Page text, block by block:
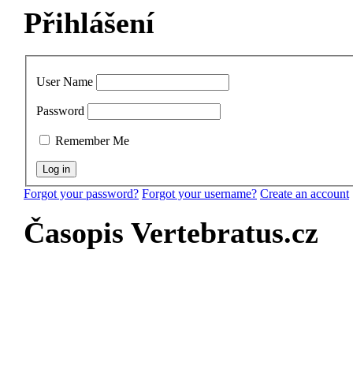
Přihlášení
User Name
Password
Remember Me
Forgot your password? Forgot your username? Create an account
Časopis Vertebratus.cz